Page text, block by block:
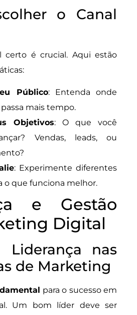
o Canal
certo é crucial. Aqui estão
Público: Entenda onde
mais tempo.
Objetivos: O que você
Vendas, leads, ou
: Experimente diferentes
o que funciona melhor.
e Gestão
Digital
Liderança nas
de Marketing
para o sucesso em
Um bom líder deve ser